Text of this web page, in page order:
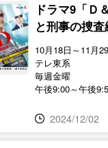
ドラマ9「Ｄ
と刑事の捜査
10月18日～11月
テレ東系
毎週金曜
午後9:00～午後
2024/12/02